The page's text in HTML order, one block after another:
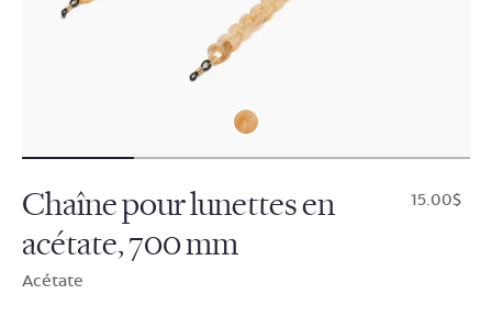
Chaîne pour lunettes en
acétate, 700 mm
Acétate
$15.00